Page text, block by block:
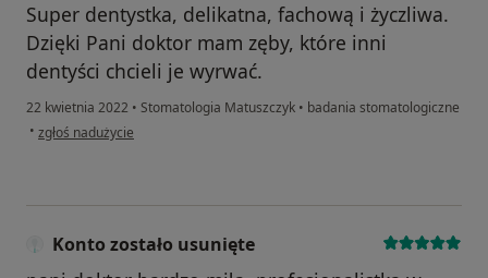
Super dentystka, delikatna, fachową i życzliwa.
Dzięki Pani doktor mam zęby, które inni
dentyści chcieli je wyrwać.
22 kwietnia 2022 • Stomatologia Matuszczyk • badania stomatologiczne
• w opinii użytkownika Barbara O.
zgłoś nadużycie
Konto zostało usunięte